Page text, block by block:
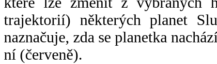
trajektorií) některých planet
naznačuje, zda se planetka
ní (červeně).